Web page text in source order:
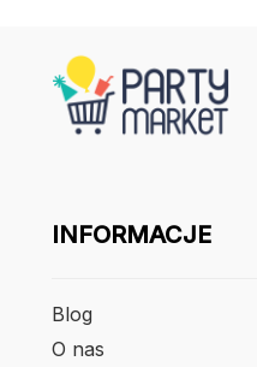
INFORMACJE
Blog
O nas